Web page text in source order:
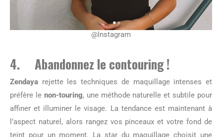
@Instagram
4. Abandonnez le contouring !
Zendaya rejette les techniques de maquillage intenses et
préfère le non-touring, une méthode naturelle et subtile pour
affiner et illuminer le visage. La tendance est maintenant à
l’aspect naturel, alors rangez vos pinceaux et votre fond de
teint pour un moment. La star du maquillage choisit une